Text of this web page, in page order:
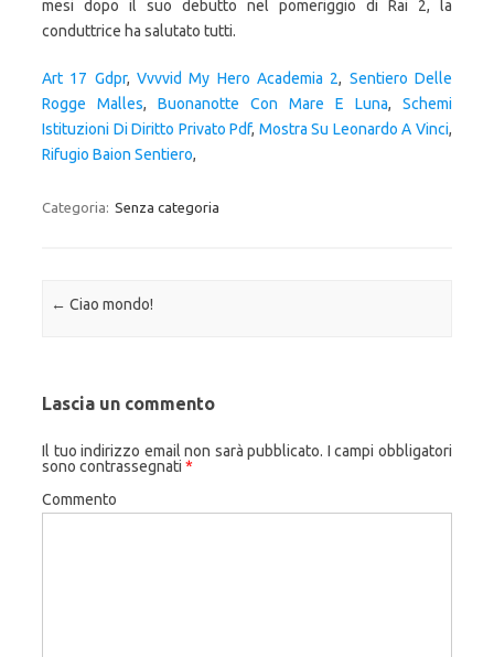
Art 17 Gdpr,Vvvvid My Hero Academia 2, Sentiero Delle
Rogge Malles, Buonanotte Con Mare E Luna, Schemi
Istituzioni Di Diritto Privato Pdf, Mostra Su Leonardo A Vinci,
Rifugio Baion Sentiero,
Categoria: Senza categoria
Navigazione articolo
← Ciao mondo!
Lascia un commento
Il tuo indirizzo email non sarà pubblicato. I campi obbligatori
sono contrassegnati *
Commento